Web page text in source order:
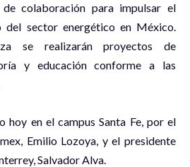
colaboración para impulsar el
del sector energético en México.
se realizarán proyectos de
y educación conforme a las
hoy en el campus Santa Fe, por el
Emilio Lozoya, y el presidente
Salvador Alva.